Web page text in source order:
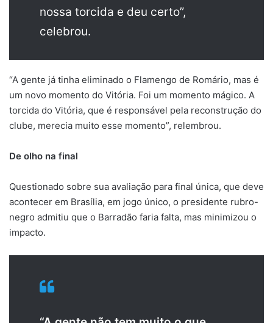
nossa torcida e deu certo”,
celebrou.
“A gente já tinha eliminado o Flamengo de Romário, mas é
um novo momento do Vitória. Foi um momento mágico. A
torcida do Vitória, que é responsável pela reconstrução do
clube, merecia muito esse momento”, relembrou.
De olho na final
Questionado sobre sua avaliação para final única, que deve
acontecer em Brasília, em jogo único, o presidente rubro-
negro admitiu que o Barradão faria falta, mas minimizou o
impacto.